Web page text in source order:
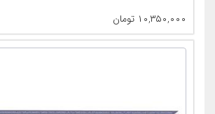
۱۰,۳۵۰,۰۰۰ تومان